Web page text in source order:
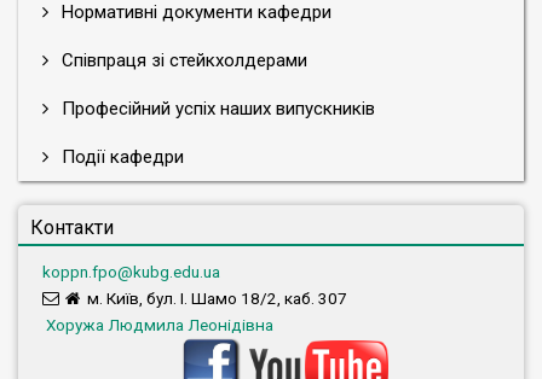
Нормативні документи кафедри
Співпраця зі стейкхолдерами
Професійний успіх наших випускників
Події кафедри
Контакти
koppn.fpo@kubg.edu.ua
м. Київ, бул. І. Шамо 18/2, каб. 307
Хоружа Людмила Леонідівна